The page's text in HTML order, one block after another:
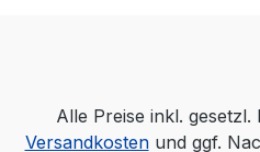
Alle Preise inkl.
Versandkostenund ggf.